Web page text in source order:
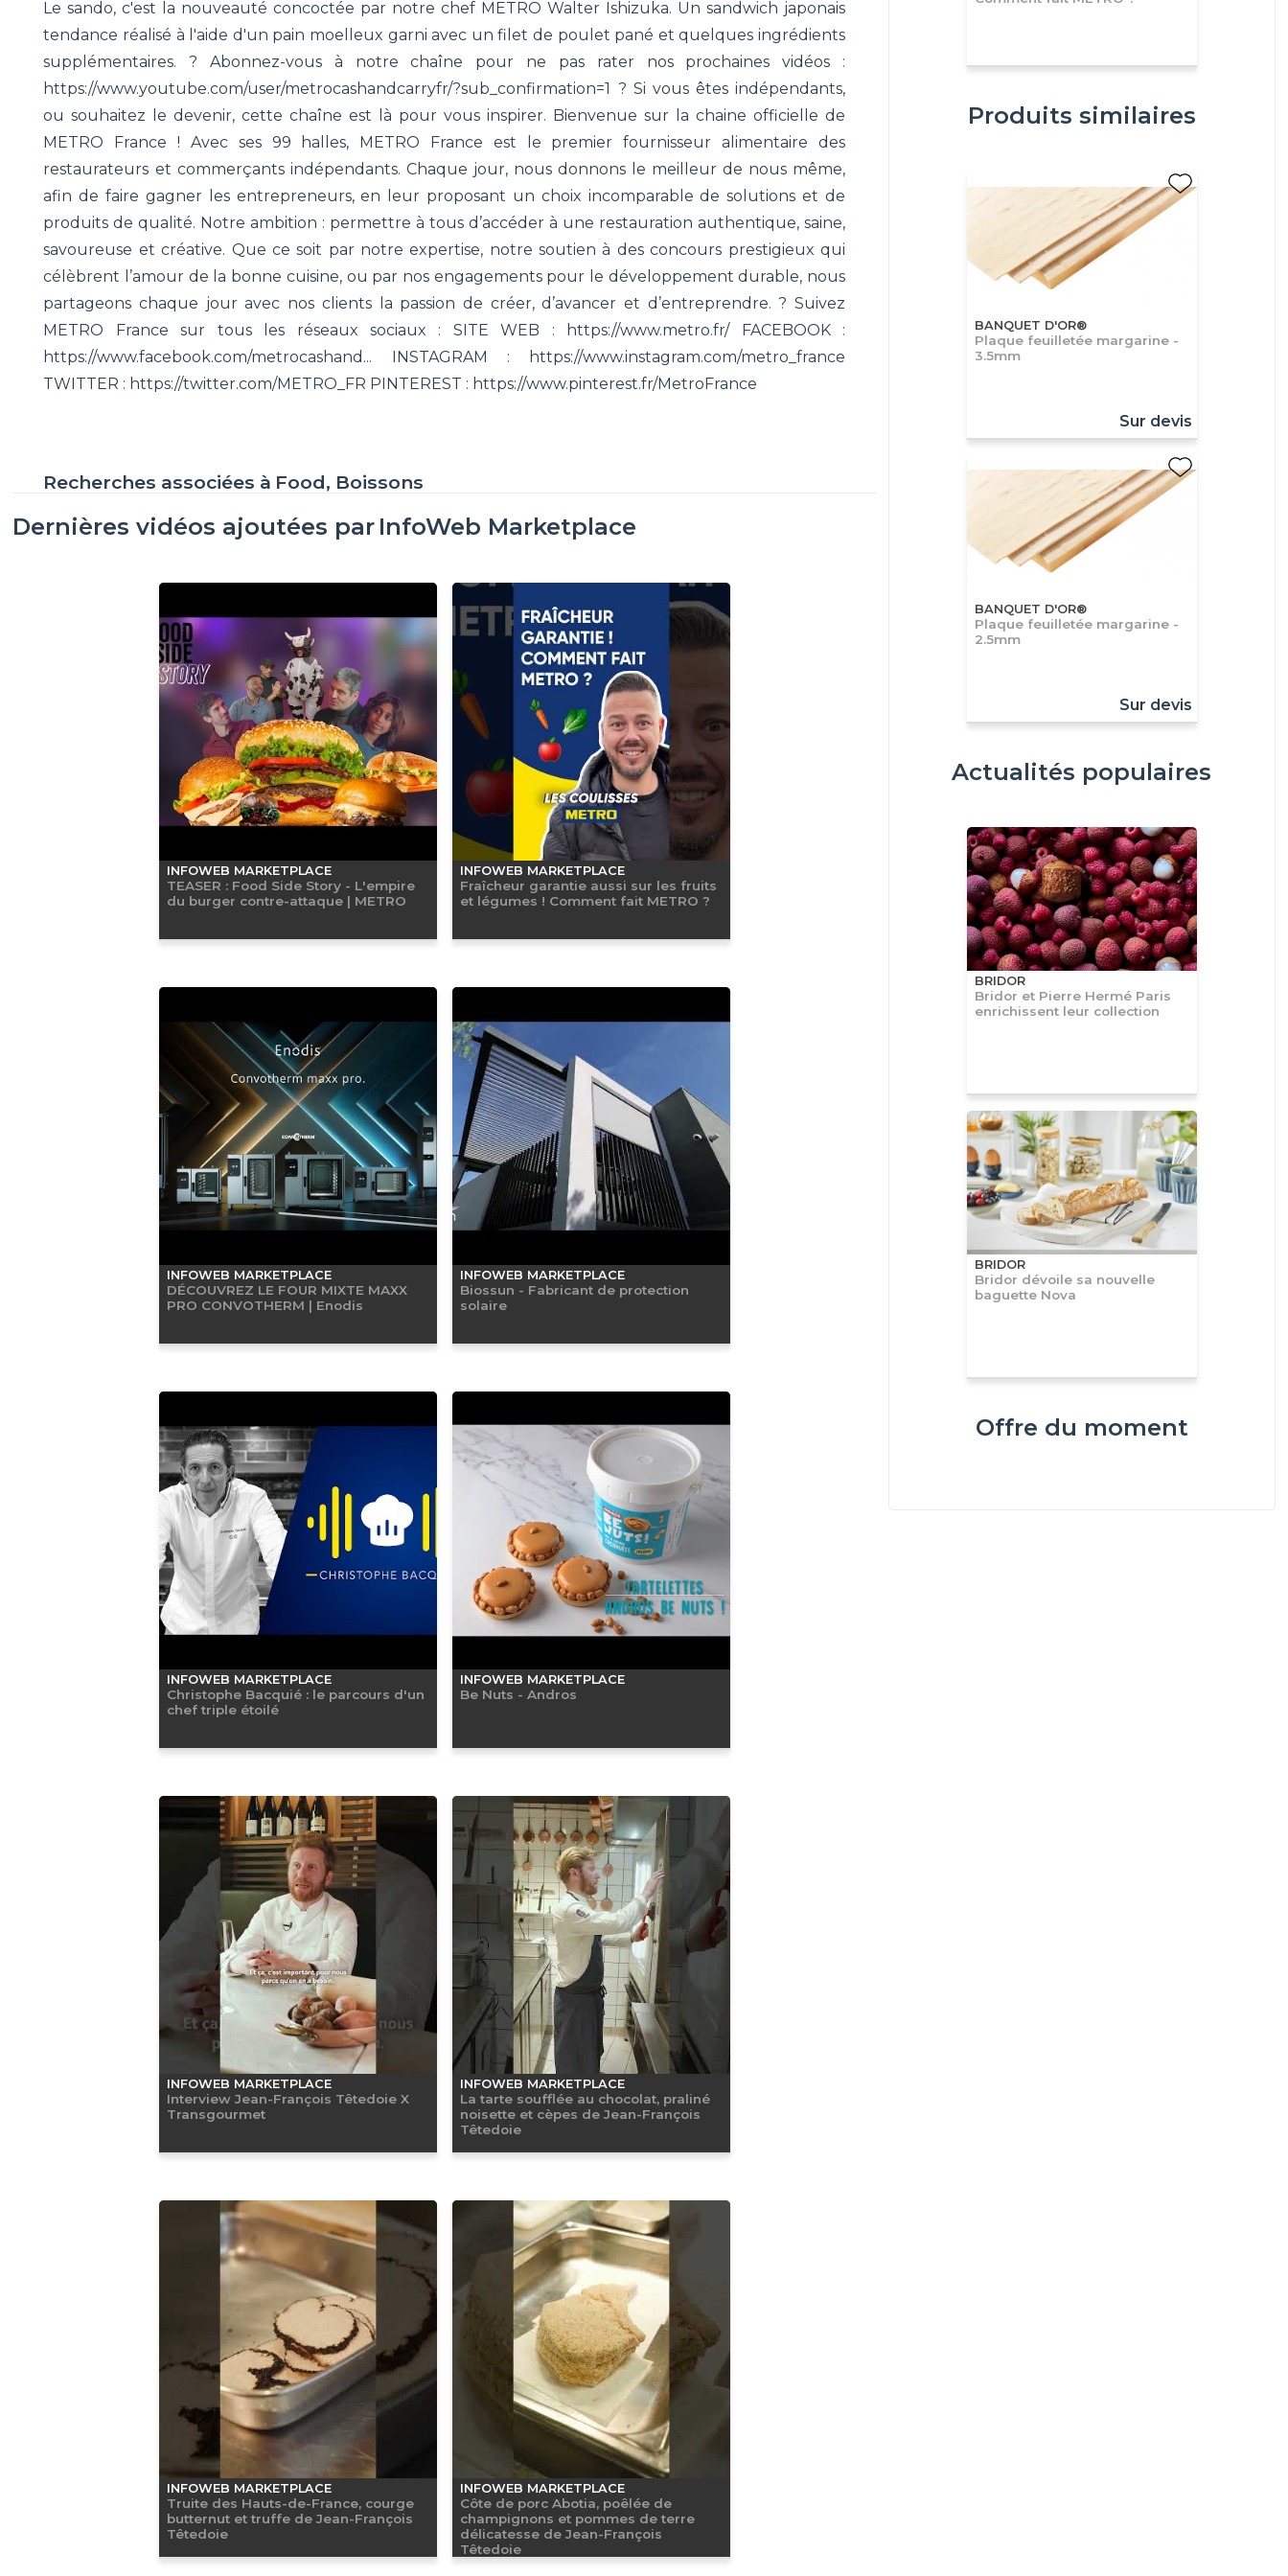
Le sando, c'est la nouveauté concoctée par notre chef METRO Walter Ishizuka. Un sandwich japonais
tendance réalisé à l'aide d'un pain moelleux garni avec un filet de poulet pané et quelques ingrédients
supplémentaires. ? Abonnez-vous à notre chaîne pour ne pas rater nos prochaines vidéos :
https://www.youtube.com/user/metrocashandcarryfr/?sub_confirmation=1 ? Si vous êtes indépendants,
ou souhaitez le devenir, cette chaîne est là pour vous inspirer. Bienvenue sur la chaine officielle de
METRO France ! Avec ses 99 halles, METRO France est le premier fournisseur alimentaire des
restaurateurs et commerçants indépendants. Chaque jour, nous donnons le meilleur de nous même,
afin de faire gagner les entrepreneurs, en leur proposant un choix incomparable de solutions et de
produits de qualité. Notre ambition : permettre à tous d’accéder à une restauration authentique, saine,
savoureuse et créative. Que ce soit par notre expertise, notre soutien à des concours prestigieux qui
célèbrent l’amour de la bonne cuisine, ou par nos engagements pour le développement durable, nous
partageons chaque jour avec nos clients la passion de créer, d’avancer et d’entreprendre. ? Suivez
METRO France sur tous les réseaux sociaux : SITE WEB : https://www.metro.fr/ FACEBOOK :
https://www.facebook.com/metrocashand... INSTAGRAM : https://www.instagram.com/metro_france
TWITTER : https://twitter.com/METRO_FR PINTEREST : https://www.pinterest.fr/MetroFrance
Recherches associées à Food, Boissons
Dernières vidéos ajoutées par InfoWeb Marketplace
INFOWEB MARKETPLACE
TEASER : Food Side Story - L'empire
du burger contre-attaque | METRO
INFOWEB MARKETPLACE
Fraîcheur garantie aussi sur les fruits
et légumes ! Comment fait METRO ?
INFOWEB MARKETPLACE
DÉCOUVREZ LE FOUR MIXTE MAXX
PRO CONVOTHERM | Enodis
INFOWEB MARKETPLACE
Biossun - Fabricant de protection
solaire
INFOWEB MARKETPLACE
Christophe Bacquié : le parcours d'un
chef triple étoilé
INFOWEB MARKETPLACE
Be Nuts - Andros
INFOWEB MARKETPLACE
Interview Jean-François Têtedoie X
Transgourmet
INFOWEB MARKETPLACE
La tarte soufflée au chocolat, praliné
noisette et cèpes de Jean-François
Têtedoie
INFOWEB MARKETPLACE
Truite des Hauts-de-France, courge
butternut et truffe de Jean-François
Têtedoie
INFOWEB MARKETPLACE
Côte de porc Abotia, poêlée de
champignons et pommes de terre
délicatesse de Jean-François
Têtedoie
Produits similaires
BANQUET D'OR®
Plaque feuilletée margarine -
3.5mm
Sur devis
BANQUET D'OR®
Plaque feuilletée margarine -
2.5mm
Sur devis
Actualités populaires
BRIDOR
Bridor et Pierre Hermé Paris
enrichissent leur collection
BRIDOR
Bridor dévoile sa nouvelle
baguette Nova
Offre du moment